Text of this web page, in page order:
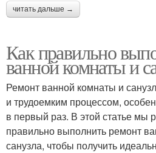
читать дальше →
Как правильно
ванной комнаты и
Ремонт ванной комнаты и
и трудоемким процессом,
в первый раз. В этой статье мы
правильно выполнить ремонт
санузла, чтобы получить